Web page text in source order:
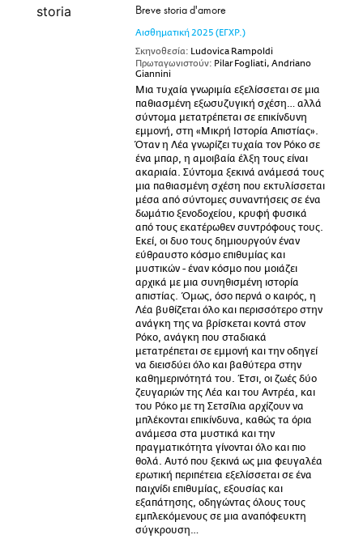
Breve storia d'amore
Αισθηματική 2025 (ΕΓΧΡ.)
Σκηνοθεσία: Ludovica Rampoldi
Πρωταγωνιστούν: Pilar Fogliati, Andriano
Giannini
Μια τυχαία γνωριμία εξελίσσεται σε μια
παθιασμένη εξωσυζυγική σχέση… αλλά
σύντομα μετατρέπεται σε επικίνδυνη
εμμονή, στη «Μικρή Ιστορία Απιστίας».
Όταν η Λέα γνωρίζει τυχαία τον Ρόκο σε
ένα μπαρ, η αμοιβαία έλξη τους είναι
ακαριαία. Σύντομα ξεκινά ανάμεσά τους
μια παθιασμένη σχέση που εκτυλίσσεται
μέσα από σύντομες συναντήσεις σε ένα
δωμάτιο ξενοδοχείου, κρυφή φυσικά
από τους εκατέρωθεν συντρόφους τους.
Εκεί, οι δυο τους δημιουργούν έναν
εύθραυστο κόσμο επιθυμίας και
μυστικών - έναν κόσμο που μοιάζει
αρχικά με μια συνηθισμένη ιστορία
απιστίας. Όμως, όσο περνά ο καιρός, η
Λέα βυθίζεται όλο και περισσότερο στην
ανάγκη της να βρίσκεται κοντά στον
Ρόκο, ανάγκη που σταδιακά
μετατρέπεται σε εμμονή και την οδηγεί
να διεισδύει όλο και βαθύτερα στην
καθημερινότητά του. Έτσι, οι ζωές δύο
ζευγαριών της Λέα και του Αντρέα, και
του Ρόκο με τη Σετσίλια αρχίζουν να
μπλέκονται επικίνδυνα, καθώς τα όρια
ανάμεσα στα μυστικά και την
πραγματικότητα γίνονται όλο και πιο
θολά. Αυτό που ξεκινά ως μια φευγαλέα
ερωτική περιπέτεια εξελίσσεται σε ένα
παιχνίδι επιθυμίας, εξουσίας και
εξαπάτησης, οδηγώντας όλους τους
εμπλεκόμενους σε μια αναπόφευκτη
σύγκρουση…